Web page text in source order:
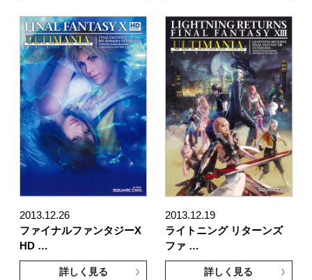
2013.12.26
ファイナルファンタジーX
HD …
詳しく見る
2013.12.19
ライトニング リターンズ
ファ …
詳しく見る